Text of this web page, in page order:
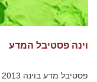
וינה פסטיבל המדע